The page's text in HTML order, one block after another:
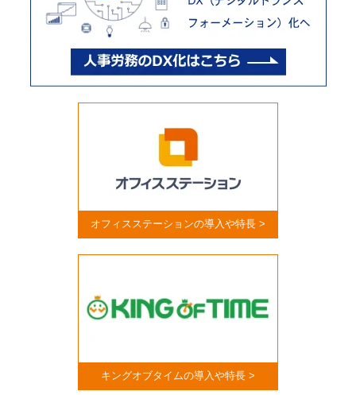
オフィスステーションの導入や特長 >
キングオブタイムの導入や特長 >